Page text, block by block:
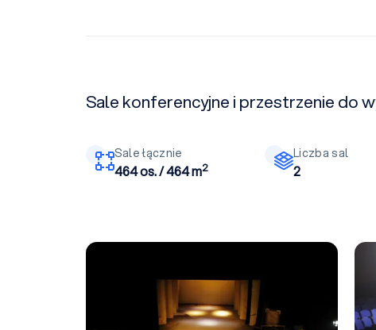
Sale konferencyjne i przestrzenie do
Sale łącznie
464 os. / 464 m2
Liczba sal
2